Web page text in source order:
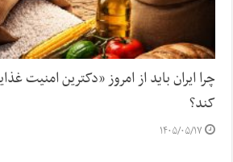
چرا ایران باید از امروز «دکترین امنیت
کند؟
۱۴۰۵/۰۵/۱۷